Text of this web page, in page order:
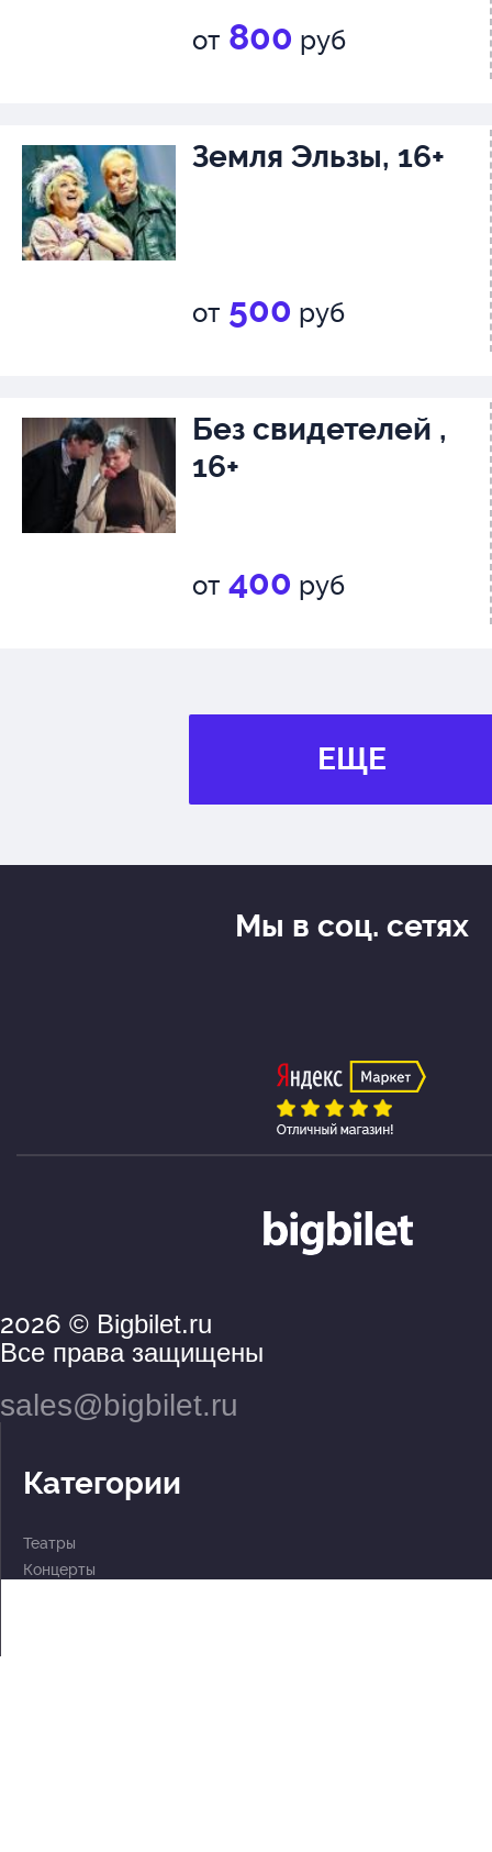
от 800 руб
Земля Эльзы, 16+
от 500 руб
Без свидетелей ,
16+
от 400 руб
ЕЩЕ
2026 © Bigbilet.ru
Все права защищены
sales@bigbilet.ru
Категории
Театры
Концерты
Мы в соц. сетях